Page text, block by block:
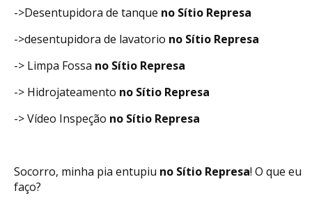
->Desentupidora de tanque no Sítio Represa
->desentupidora de lavatorio no Sítio Represa
-> Limpa Fossa no Sítio Represa
-> Hidrojateamento no Sítio Represa
-> Vídeo Inspeção no Sítio Represa
Socorro, minha pia entupiu no Sítio Represa! O que eu
faço?